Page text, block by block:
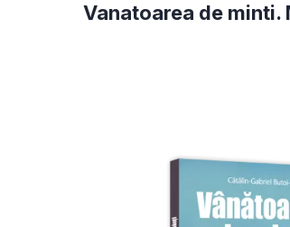
Vanatoarea de